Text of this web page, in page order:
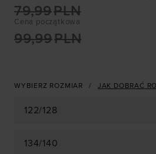
Cena początkowa
99,99PLN
79,99PLN
WYBIERZ ROZMIAR JAK DOBRAĆ
122/128
134/140